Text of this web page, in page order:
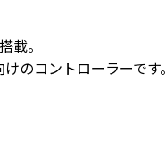
載。
のコントローラーです。